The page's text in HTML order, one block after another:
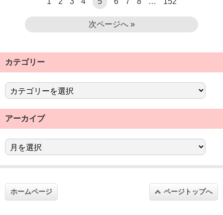
次ページへ »
カテゴリー
アーカイブ
ホームページ ページトップへ